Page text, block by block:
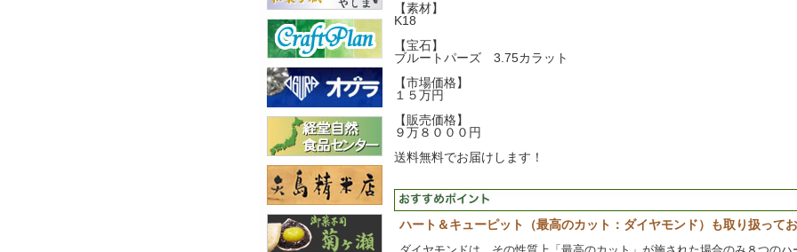
【素材】
K18
【宝石】
ブルートパーズ 3.75カラット
【市場価格】
１５万円
【販売価格】
９万８０００円
送料無料でお届けします！
ハート＆キューピット（最高のカット：ダイヤモンド）も取り扱ってお